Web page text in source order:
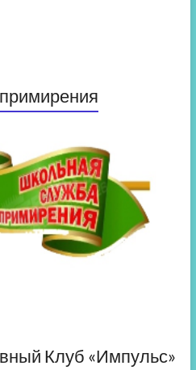
Клуб «Импульс»